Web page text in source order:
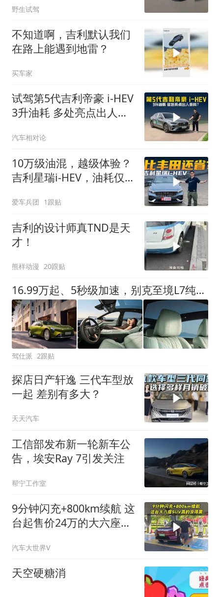
野生试驾
不知道啊，吉利默认我们
在路上能遇到地雷？
买车家
试驾第5代吉利帝豪 i-HEV
3升油耗 多处亮点出人意
汽车相对论
10万级油混，越级体验？
吉利星瑞i-HEV，油耗仅
爱车兵团 1跟贴
吉利的设计师真TND是天
才！
熊样动漫 20跟贴
16.99万起、5秒级加速，别克至境L7纯电预售
驾仕派 2跟贴
探店日产轩逸 三代车型放
一起 差别有多大？
天天汽车
工信部发布新一轮新车公
告，埃安Ray 7引发关注
帮宁工作室
9分钟闪充+800km续航 这
台起售价24万的大六座
汽车大世界V
天空硬糖消